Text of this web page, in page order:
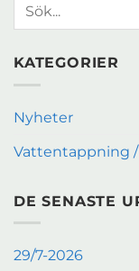
KATEGORIER
Nyheter
Vattentappning
DE SENASTE
29/7-2026